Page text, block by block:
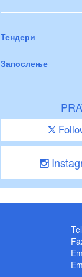
Тендери
Запослење